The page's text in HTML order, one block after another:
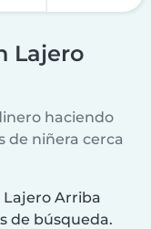
Lajero
haciendo
de niñera cerca
Lajero Arriba
de búsqueda.